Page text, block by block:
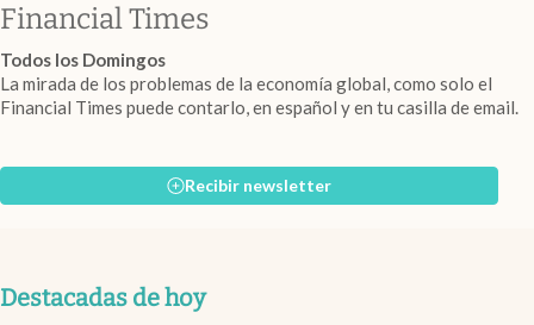
Financial Timesabre en nueva pestaña
Todos los Domingos
La mirada de los problemas de la economía global, como solo el
Financial Times puede contarlo, en español y en tu casilla de email.
Recibir newsletter
Destacadas de hoy